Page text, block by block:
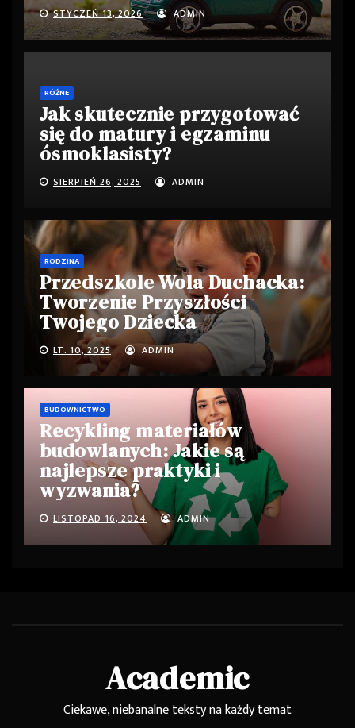
STYCZEŃ 13, 2026 ADMIN
RÓŻNE
Jak skutecznie przygotować
się do matury i egzaminu
ósmoklasisty?
SIERPIEŃ 26, 2025 ADMIN
RODZINA
Przedszkole Wola Duchacka:
Tworzenie Przyszłości
Twojego Dziecka
LT. 10, 2025 ADMIN
BUDOWNICTWO
Recykling materiałów
budowlanych: Jakie są
najlepsze praktyki i
wyzwania?
LISTOPAD 16, 2024 ADMIN
Academic
Ciekawe, niebanalne teksty na każdy temat